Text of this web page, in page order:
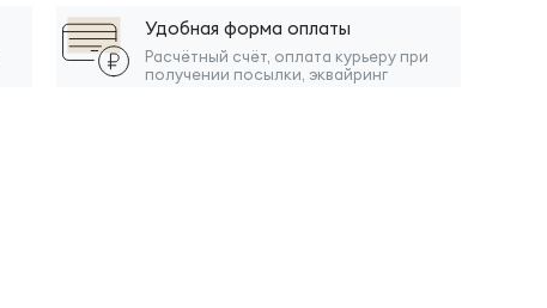
Удобная форма оплаты
Расчётный счёт, оплата курьеру при
получении посылки, эквайринг